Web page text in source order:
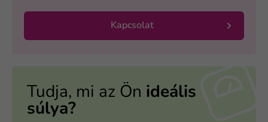
Kapcsolat
Tudja, mi az Ön ideális
súlya?